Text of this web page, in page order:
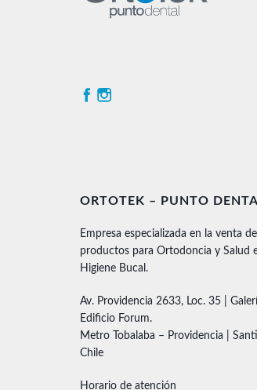
ORTOTEK – PUNTO
Empresa especializada en la venta de
productos para Ortodoncia y Salud
Higiene Bucal.
Av. Providencia 2633, Loc. 35 |
Edificio Forum.
Metro Tobalaba – Providencia |
Chile
Horario de atención